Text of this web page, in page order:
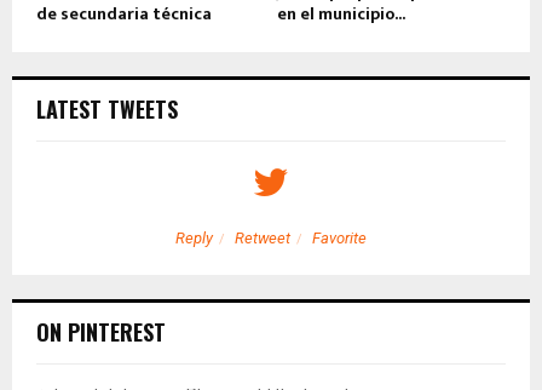
de secundaria técnica en el municipio...
LATEST TWEETS
Reply Retweet Favorite
ON PINTEREST